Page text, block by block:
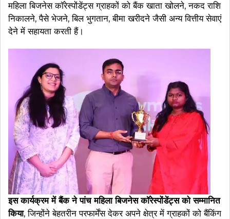
महिला बिजनेस कॉरेस्पोंडेंट्स ग्राहकों को बैंक खाता खोलने, नकद राशि
निकालने, पैसे भेजने, बिल भुगतान, बीमा खरीदने जैसी अन्य वित्तीय सेवाएं
देने में सहायता करती हैं।
इस कार्यक्रम में बैंक ने पांच महिला बिजनेस कॉरेस्पोंडेंट्स को सम्मानित
किया, जिन्होंने बेहतरीन परफार्मेंस देकर अपने क्षेत्र में ग्राहकों को बैंकिंग